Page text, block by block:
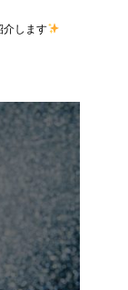
介します